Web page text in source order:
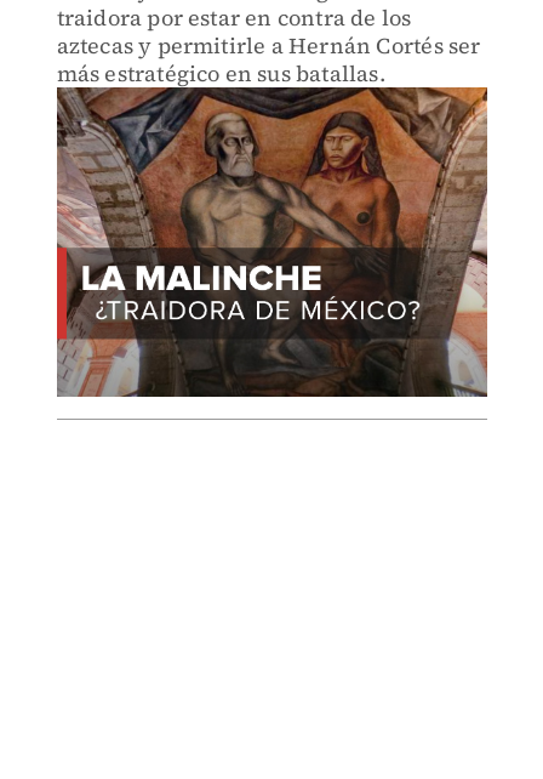
traidora por estar en contra de los
aztecas y permitirle a Hernán Cortés ser
más estratégico en sus batallas.